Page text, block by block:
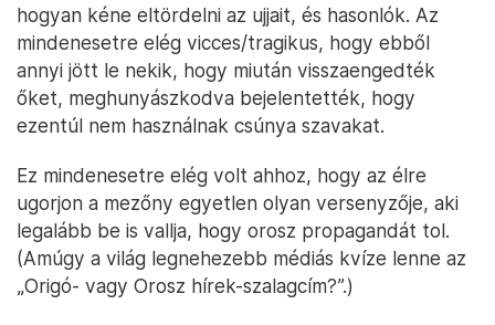
hogyan kéne eltördelni az ujjait, és hasonlók. Az
mindenesetre elég vicces/tragikus, hogy ebből
annyi jött le nekik, hogy miután visszaengedték
őket, meghunyászkodva bejelentették, hogy
ezentúl nem használnak csúnya szavakat.
Ez mindenesetre elég volt ahhoz, hogy az élre
ugorjon a mezőny egyetlen olyan versenyzője, aki
legalább be is vallja, hogy orosz propagandát tol.
(Amúgy a világ legnehezebb médiás kvíze lenne az
„Origó- vagy Orosz hírek-szalagcím?”.)